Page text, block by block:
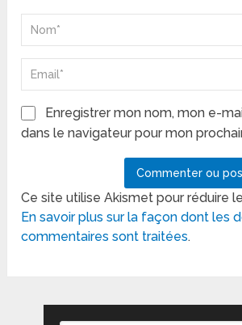
Enregistrer mon nom, mon e-
dans le navigateur pour mon
Ce site utilise Akismet pour réduire
En savoir plus sur la façon dont les
commentaires sont traitées.